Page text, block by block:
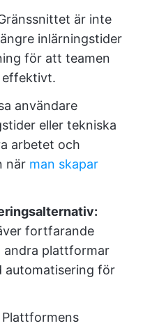
är inte
inlärningstider
för att teamen
effektivt.
användare
eller tekniska
arbetet och
när man skapar
fortfarande
andra plattformar
automatisering för
Plattformens